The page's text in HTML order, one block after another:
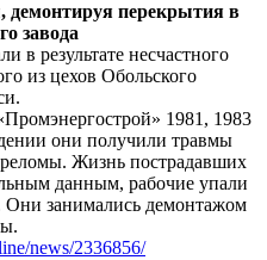
демонтируя перекрытия в
завода
в результате несчастного
из цехов Обольского
1981, 1983
они получили травмы
Жизнь пострадавших
данным, рабочие упали
Они занимались демонтажом
news/2336856/